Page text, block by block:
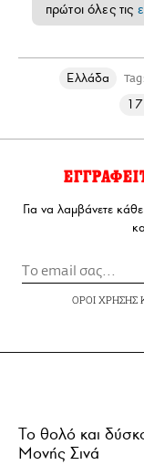
πρώτοι όλες τις
Ελλάδα
Για να λαμβάνετε
ΟΡΟΙ ΧΡΗΣΗΣ
Το θολό και
Μονής Σινά